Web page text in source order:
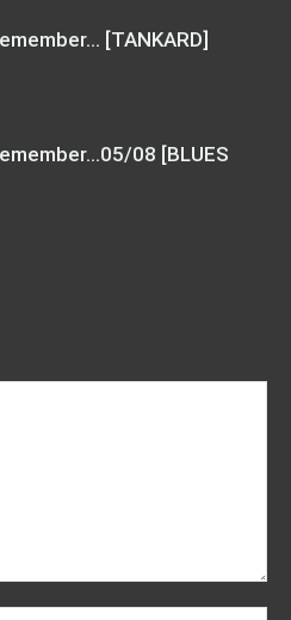
[TANKARD]
08 [BLUES